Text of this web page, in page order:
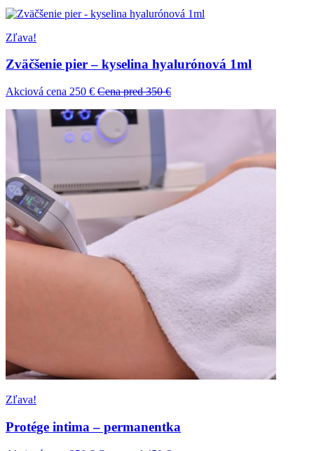
Zľava!
Zväčšenie pier – kyselina hyalurónová 1ml
Akciová cena 250 € Cena pred 350 €
Zľava!
Protége intima – permanentka